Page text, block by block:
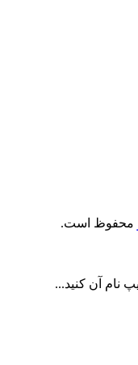
محفوظ است.
نام آن کنید...